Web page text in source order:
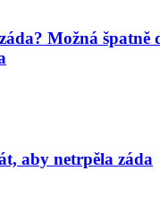
Možná špatně
aby netrpěla záda